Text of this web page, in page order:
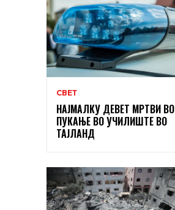
СВЕТ
НАЈМАЛКУ ДЕВЕТ МРТВИ ВО
ПУКАЊЕ ВО УЧИЛИШТЕ ВО
ТАЈЛАНД